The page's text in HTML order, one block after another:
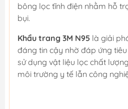
bông lọc tĩnh điện nhằm hỗ
bụi.
Khẩu trang 3M N95 là giải
đáng tin cậy nhờ đáp ứng tiêu
sử dụng vật liệu lọc chất
môi trường y tế lẫn công